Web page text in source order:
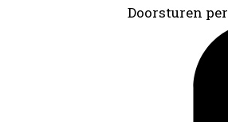
Doorsturen